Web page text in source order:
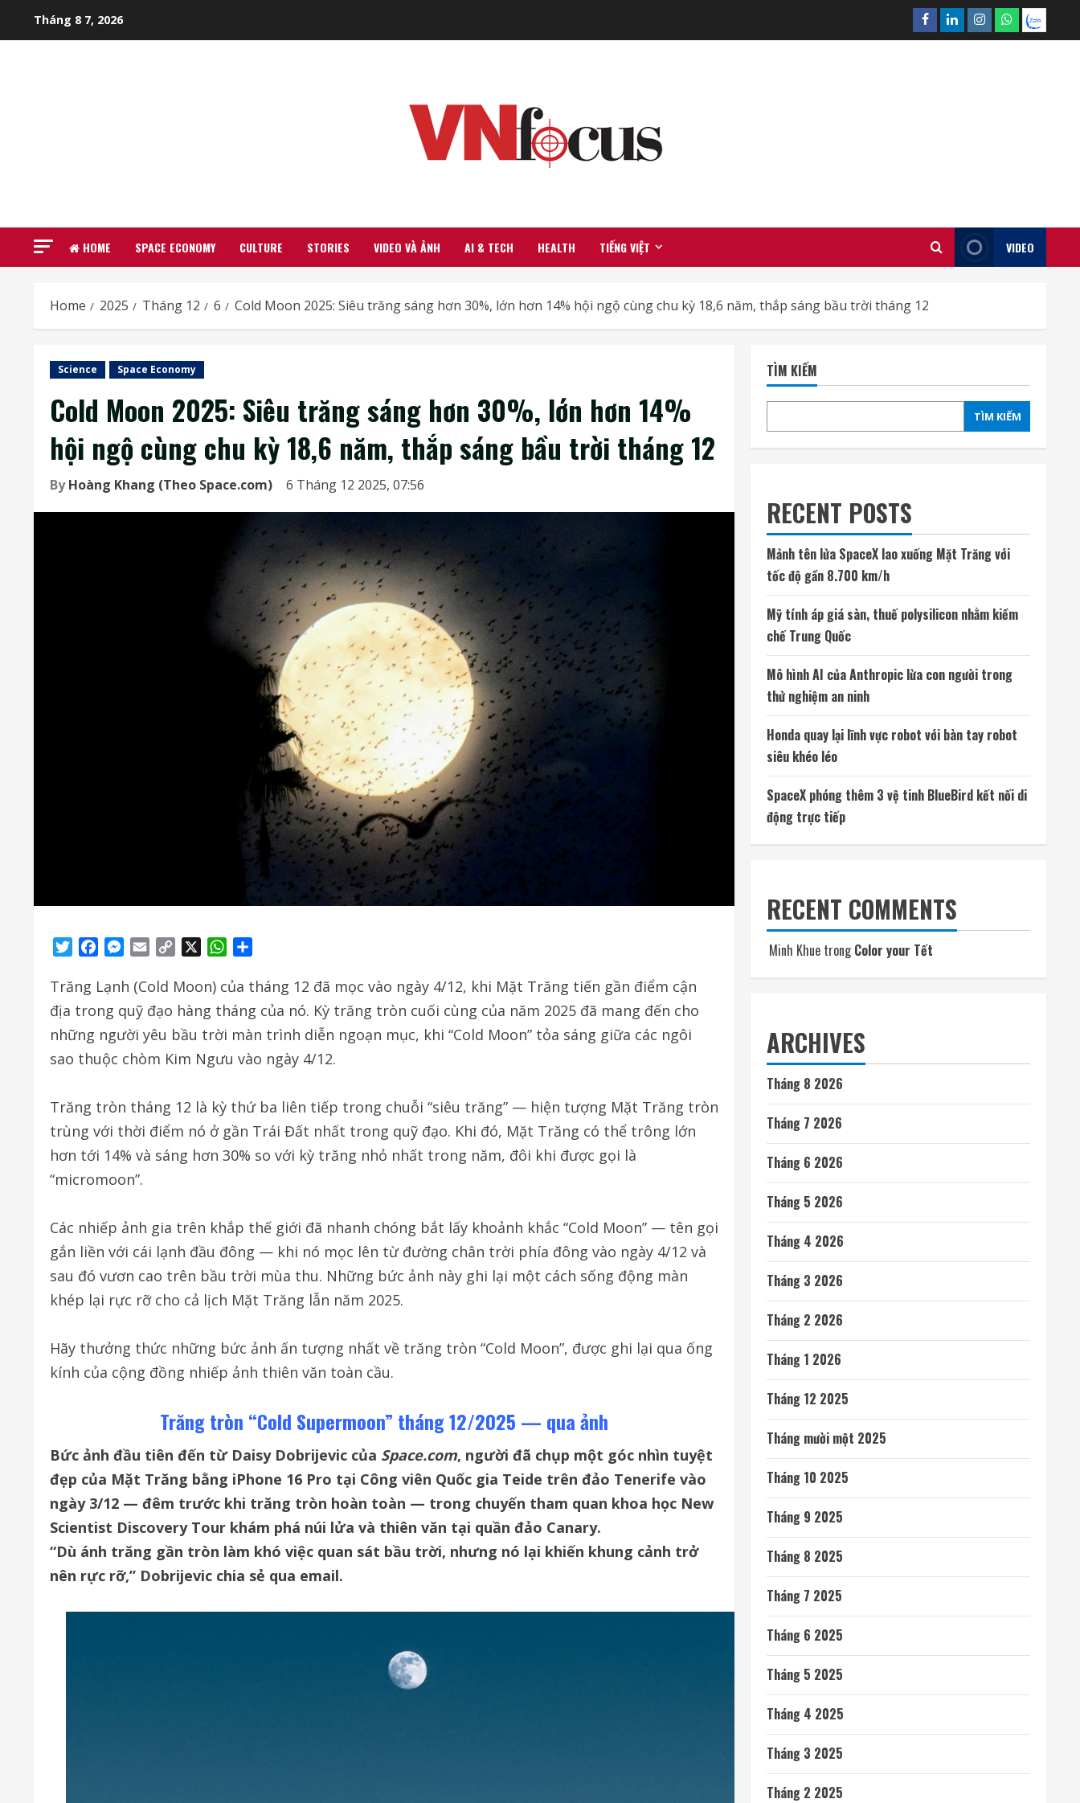
Tháng 8 7, 2026 Facebook
LinkedinInstagram
What’sapp
Zalo
HOME SPACE ECONOMY CULTURE STORIES VIDEO VÀ ẢNH AI & TECH HEALTH TIẾNG VIỆT VIDEO
Home 2025 Tháng 12 6 Cold Moon 2025: Siêu trăng sáng hơn 30%, lớn hơn 14% hội ngộ cùng chu kỳ 18,6 năm, thắp sáng bầu trời tháng 12
Science Space Economy
Cold Moon 2025: Siêu trăng sáng hơn 30%, lớn hơn 14%
hội ngộ cùng chu kỳ 18,6 năm, thắp sáng bầu trời tháng 12
ByHoàng Khang (Theo Space.com) 6 Tháng 12 2025, 07:56
TwitterFacebookMessenger
Email
Copy
WhatsApp
Trăng Lạnh (Cold Moon) của tháng 12 đã mọc vào ngày 4/12, khi Mặt Trăng tiến gần điểm cận
địa trong quỹ đạo hàng tháng của nó. Kỳ trăng tròn cuối cùng của năm 2025 đã mang đến cho
những người yêu bầu trời màn trình diễn ngoạn mục, khi “Cold Moon” tỏa sáng giữa các ngôi
sao thuộc chòm Kim Ngưu vào ngày 4/12.
Trăng tròn tháng 12 là kỳ thứ ba liên tiếp trong chuỗi “siêu trăng” — hiện tượng Mặt Trăng tròn
trùng với thời điểm nó ở gần Trái Đất nhất trong quỹ đạo. Khi đó, Mặt Trăng có thể trông lớn
hơn tới 14% và sáng hơn 30% so với kỳ trăng nhỏ nhất trong năm, đôi khi được gọi là
“micromoon”.
Các nhiếp ảnh gia trên khắp thế giới đã nhanh chóng bắt lấy khoảnh khắc “Cold Moon” — tên gọi
gắn liền với cái lạnh đầu đông — khi nó mọc lên từ đường chân trời phía đông vào ngày 4/12 và
sau đó vươn cao trên bầu trời mùa thu. Những bức ảnh này ghi lại một cách sống động màn
khép lại rực rỡ cho cả lịch Mặt Trăng lẫn năm 2025.
Hãy thưởng thức những bức ảnh ấn tượng nhất về trăng tròn “Cold Moon”, được ghi lại qua ống
kính của cộng đồng nhiếp ảnh thiên văn toàn cầu.
Trăng tròn “Cold Supermoon” tháng 12/2025 — qua ảnh
Bức ảnh đầu tiên đến từ Daisy Dobrijevic của Space.com, người đã chụp một góc nhìn tuyệt
đẹp của Mặt Trăng bằng iPhone 16 Pro tại Công viên Quốc gia Teide trên đảo Tenerife vào
ngày 3/12 — đêm trước khi trăng tròn hoàn toàn — trong chuyến tham quan khoa học New
Scientist Discovery Tour khám phá núi lửa và thiên văn tại quần đảo Canary.
“Dù ánh trăng gần tròn làm khó việc quan sát bầu trời, nhưng nó lại khiến khung cảnh trở
nên rực rỡ,” Dobrijevic chia sẻ qua email.
TÌM KIẾM
TÌM KIẾM
RECENT POSTS
Mảnh tên lửa SpaceX lao xuống Mặt Trăng với
tốc độ gần 8.700 km/h
Mỹ tính áp giá sàn, thuế polysilicon nhằm kiềm
chế Trung Quốc
Mô hình AI của Anthropic lừa con người trong
thử nghiệm an ninh
Honda quay lại lĩnh vực robot với bàn tay robot
siêu khéo léo
SpaceX phóng thêm 3 vệ tinh BlueBird kết nối di
động trực tiếp
RECENT COMMENTS
Minh Khue trongColor your Tết
ARCHIVES
Tháng 8 2026
Tháng 7 2026
Tháng 6 2026
Tháng 5 2026
Tháng 4 2026
Tháng 3 2026
Tháng 2 2026
Tháng 1 2026
Tháng 12 2025
Tháng mười một 2025
Tháng 10 2025
Tháng 9 2025
Tháng 8 2025
Tháng 7 2025
Tháng 6 2025
Tháng 5 2025
Tháng 4 2025
Tháng 3 2025
Tháng 2 2025